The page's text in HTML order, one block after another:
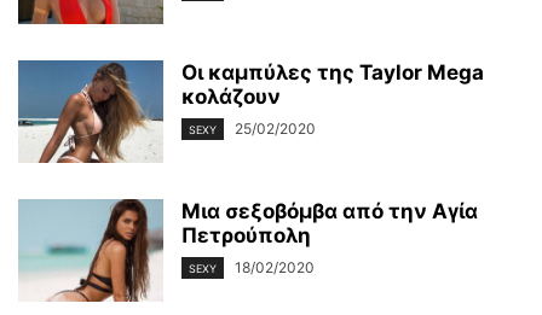
Οι καμπύλες της Taylor Mega
κολάζουν
SEXY 25/02/2020
Μια σεξοβόμβα από την Αγία
Πετρούπολη
SEXY 18/02/2020